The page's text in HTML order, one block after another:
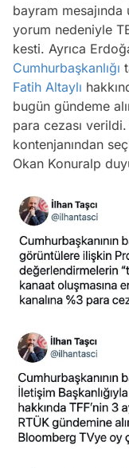
bayram mesajında
yorum nedeniyle
kesti. Ayrıca
Cumhurbaşkanlığı
Fatih Altaylı
bugün gündeme
para cezası
kontenjanından
Okan Konuralp